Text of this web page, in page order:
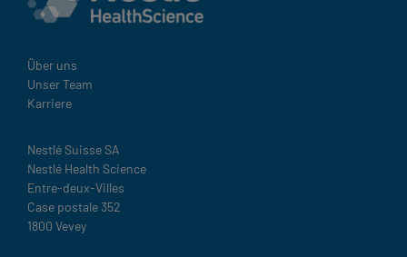
Über uns
Unser Team
Karriere
Nestlé Suisse SA
Nestlé Health Science
Entre-deux-Villes
Case postale 352
1800 Vevey